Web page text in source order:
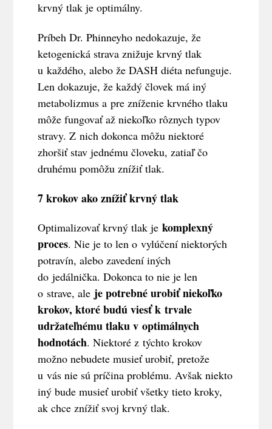
krvný tlak je optimálny.
Príbeh Dr. Phinneyho nedokazuje, že
ketogenická strava znižuje krvný tlak
u každého, alebo že DASH diéta nefunguje.
Len dokazuje, že každý človek má iný
metabolizmus a pre zníženie krvného tlaku
môže fungovať až niekoľko rôznych typov
stravy. Z nich dokonca môžu niektoré
zhoršiť stav jednému človeku, zatiaľ čo
druhému pomôžu znížiť tlak.
7 krokov ako znížiť krvný tlak
Optimalizovať krvný tlak jekomplexný
proces. Nie je to len o vylúčení niektorých
potravín, alebo zavedení iných
do jedálnička. Dokonca to nie je len
o strave, ale je potrebné urobiť niekoľko
krokov, ktoré budú viesť k trvale
udržateľnému tlaku v optimálnych
hodnotách. Niektoré z týchto krokov
možno nebudete musieť urobiť, pretože
u vás nie sú príčina problému. Avšak niekto
iný bude musieť urobiť všetky tieto kroky,
ak chce znížiť svoj krvný tlak.